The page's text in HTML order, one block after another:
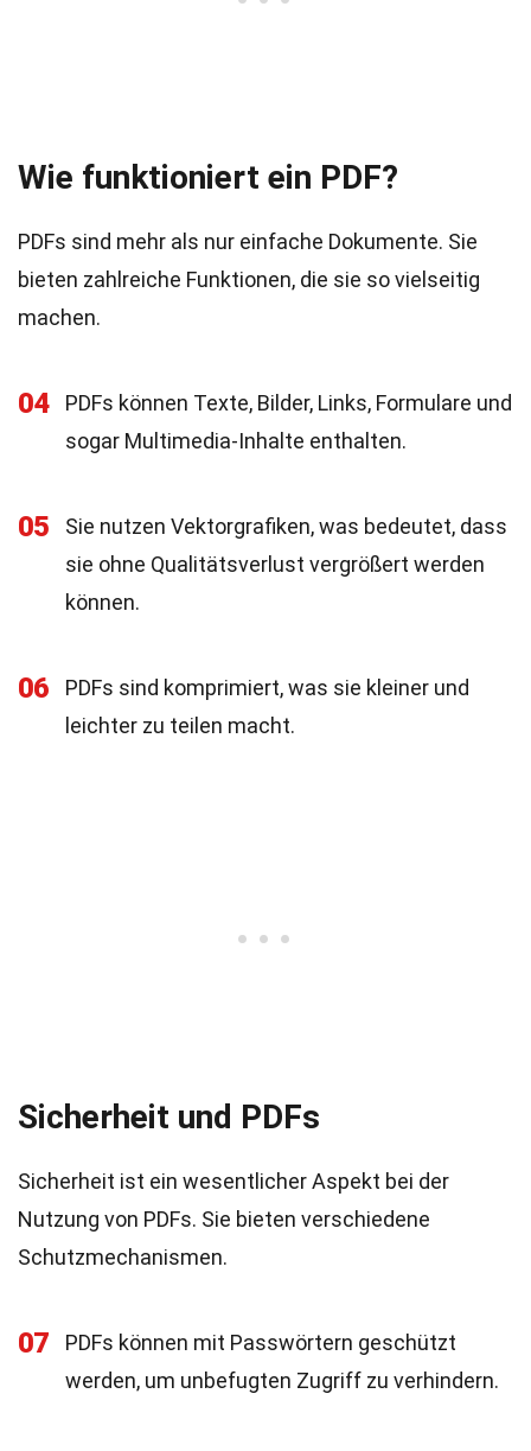
Wie funktioniert ein PDF?
PDFs sind mehr als nur einfache Dokumente. Sie
bieten zahlreiche Funktionen, die sie so vielseitig
machen.
04
PDFs können Texte, Bilder, Links, Formulare und
sogar Multimedia-Inhalte enthalten.
05
Sie nutzen Vektorgrafiken, was bedeutet, dass
sie ohne Qualitätsverlust vergrößert werden
können.
06
PDFs sind komprimiert, was sie kleiner und
leichter zu teilen macht.
Sicherheit und PDFs
Sicherheit ist ein wesentlicher Aspekt bei der
Nutzung von PDFs. Sie bieten verschiedene
Schutzmechanismen.
07
PDFs können mit Passwörtern geschützt
werden, um unbefugten Zugriff zu verhindern.